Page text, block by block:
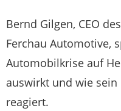
Bernd Gilgen, CEO
Ferchau Automotive,
Automobilkrise auf
auswirkt und wie
reagiert.